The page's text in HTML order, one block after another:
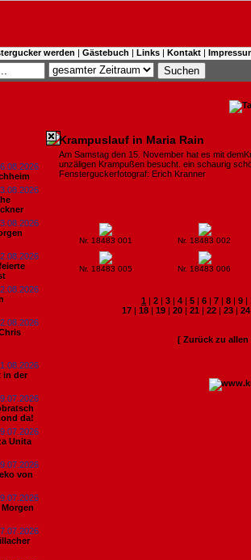
werden | Gästebuch | Links | Kontakt |
in der
da!
Unita
von
Krampuslauf in Maria Rain
Am Samstag den 15. November hat es mit
unzäligen Krampußen besucht. ein schaurig
Fensterguckerfotograf: Erich Kranner
Nr. 18483 001 Nr. 18483 002
Nr. 18483 005 Nr. 18483 006
1 | 2 | 3 | 4 | 5 | 6 | 7 | 8 | 9 |
17 |18 |19 |20 |21 |22 |23 |24
[ Zurück zu